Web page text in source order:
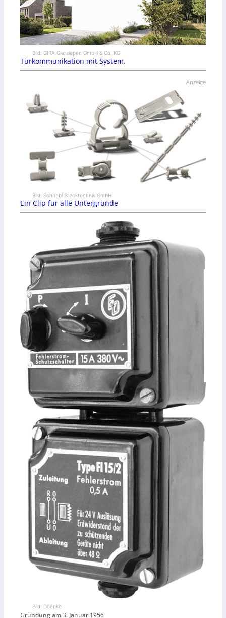
Bild: GIRA Giersiepen GmbH & Co. KG
Türkommunikation mit System.
Anzeige
Bild: Schnabl Stecktechnik GmbH
Ein Clip für alle Untergründe
Bild: Doepke
Gründung am 3. Januar 1956